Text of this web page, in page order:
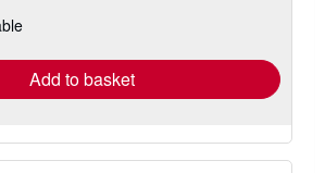
shipping
Add to basket